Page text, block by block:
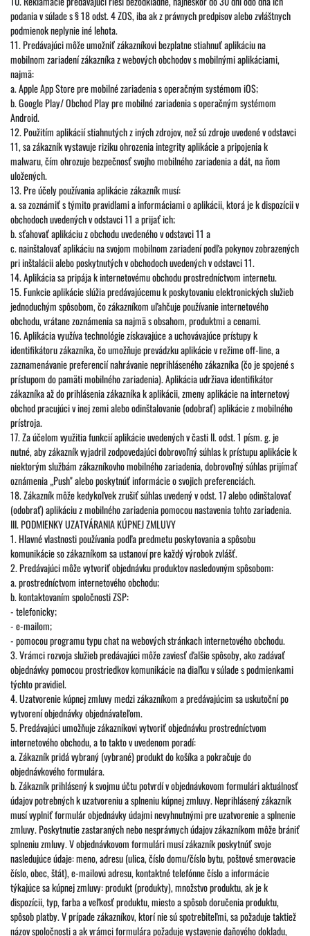
podania v súlade s § 18 odst. 4 ZOS, iba ak z právnych predpisov alebo zvláštnych
podmienok neplynie iné lehota.
11. Predávajúci môže umožniť zákazníkovi bezplatne stiahnuť aplikáciu na
mobilnom zariadení zákazníka z webových obchodov s mobilnými aplikáciami,
najmä:
a. Apple App Store pre mobilné zariadenia s operačným systémom iOS;
b. Google Play/ Obchod Play pre mobilné zariadenia s operačným systémom
Android.
12. Použitím aplikácií stiahnutých z iných zdrojov, než sú zdroje uvedené v odstavci
11, sa zákazník vystavuje riziku ohrozenia integrity aplikácie a pripojenia k
malwaru, čím ohrozuje bezpečnosť svojho mobilného zariadenia a dát, na ňom
uložených.
13. Pre účely používania aplikácie zákazník musí:
a. sa zoznámiť s týmito pravidlami a informáciami o aplikácii, ktorá je k dispozícii v
obchodoch uvedených v odstavci 11 a prijať ich;
b. sťahovať aplikáciu z obchodu uvedeného v odstavci 11 a
c. nainštalovať aplikáciu na svojom mobilnom zariadení podľa pokynov zobrazených
pri inštalácii alebo poskytnutých v obchodoch uvedených v odstavci 11.
14. Aplikácia sa pripája k internetovému obchodu prostredníctvom internetu.
15. Funkcie aplikácie slúžia predávajúcemu k poskytovaniu elektronických služieb
jednoduchým spôsobom, čo zákazníkom uľahčuje používanie internetového
obchodu, vrátane zoznámenia sa najmä s obsahom, produktmi a cenami.
16. Aplikácia využíva technológie získavajúce a uchovávajúce prístupy k
identifikátoru zákazníka, čo umožňuje prevádzku aplikácie v režime off-line, a
zaznamenávanie preferencií nahrávanie neprihláseného zákazníka (čo je spojené s
prístupom do pamäti mobilného zariadenia). Aplikácia udržiava identifikátor
zákazníka až do prihlásenia zákazníka k aplikácii, zmeny aplikácie na internetový
obchod pracujúci v inej zemi alebo odinštalovanie (odobrať) aplikácie z mobilného
prístroja.
17. Za účelom využitia funkcií aplikácie uvedených v časti II. odst. 1 písm. g. je
nutné, aby zákazník vyjadril zodpovedajúci dobrovoľný súhlas k prístupu aplikácie k
niektorým službám zákazníkovho mobilného zariadenia, dobrovoľný súhlas prijímať
oznámenia „Push" alebo poskytnúť informácie o svojich preferenciách.
18. Zákazník môže kedykoľvek zrušiť súhlas uvedený v odst. 17 alebo odinštalovať
(odobrať) aplikáciu z mobilného zariadenia pomocou nastavenia tohto zariadenia.
III. PODMIENKY UZATVÁRANIA KÚPNEJ ZMLUVY
1. Hlavné vlastnosti používania podľa predmetu poskytovania a spôsobu
komunikácie so zákazníkom sa ustanoví pre každý výrobok zvlášť.
2. Predávajúci môže vytvoriť objednávku produktov nasledovným spôsobom:
a. prostredníctvom internetového obchodu;
b. kontaktovaním spoločnosti ZSP:
- telefonicky;
- e-mailom;
- pomocou programu typu chat na webových stránkach internetového obchodu.
3. Vrámci rozvoja služieb predávajúci môže zaviesť ďalšie spôsoby, ako zadávať
objednávky pomocou prostriedkov komunikácie na diaľku v súlade s podmienkami
týchto pravidiel.
4. Uzatvorenie kúpnej zmluvy medzi zákazníkom a predávajúcim sa uskutoční po
vytvorení objednávky objednávateľom.
5. Predávajúci umožňuje zákazníkovi vytvoriť objednávku prostredníctvom
internetového obchodu, a to takto v uvedenom poradí:
a. Zákazník pridá vybraný (vybrané) produkt do košíka a pokračuje do
objednávkového formulára.
b. Zákazník prihlásený k svojmu účtu potvrdí v objednávkovom formulári aktuálnosť
údajov potrebných k uzatvoreniu a splneniu kúpnej zmluvy. Neprihlásený zákazník
musí vyplniť formulár objednávky údajmi nevyhnutnými pre uzatvorenie a splnenie
zmluvy. Poskytnutie zastaraných nebo nesprávnych údajov zákazníkom môže brániť
splneniu zmluvy. V objednávkovom formulári musí zákazník poskytnúť svoje
nasledujúce údaje: meno, adresu (ulica, číslo domu/číslo bytu, poštové smerovacie
číslo, obec, štát), e-mailovú adresu, kontaktné telefónne číslo a informácie
týkajúce sa kúpnej zmluvy: produkt (produkty), množstvo produktu, ak je k
dispozícii, typ, farba a veľkosť produktu, miesto a spôsob doručenia produktu,
spôsob platby. V prípade zákazníkov, ktorí nie sú spotrebiteľmi, sa požaduje taktiež
názov spoločnosti a ak vrámci formulára požaduje vystavenie daňového dokladu,